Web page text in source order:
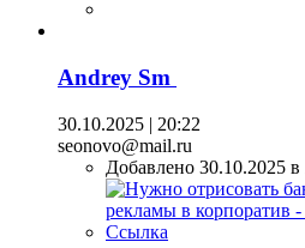
Andrey Sm
30.10.2025 | 20:22
seonovo@mail.ru
Добавлено 30.10.2025 в
Ссылка